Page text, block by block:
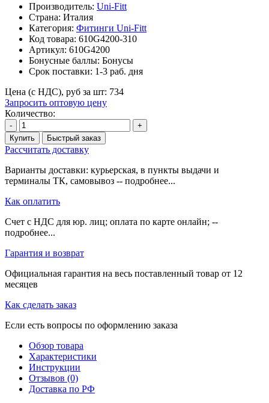
Производитель: Uni-Fitt
Страна: Италия
Категория: Фитинги Uni-Fitt
Код товара: 610G4200-310
Артикул: 610G4200
Бонусные баллы: Бонусы
Срок поставки: 1-3 раб. дня
Цена (с НДС), руб за шт: 734
Запросить оптовую цену
Количество:
-
+
Купить
Быстрый заказ
Рассчитать доставку
Варианты доставки: курьерская, в пункты выдачи и
терминалы ТК, самовывоз -- подробнее...
Как оплатить
Счет с НДС для юр. лиц; оплата по карте онлайн; --
подробнее...
Гарантия и возврат
Официальная гарантия на весь поставленный товар от 12
месяцев
Как сделать заказ
Если есть вопросы по оформлению заказа
Обзор товара
Характеристики
Инструкции
Отзывов (0)
Доставка по РФ